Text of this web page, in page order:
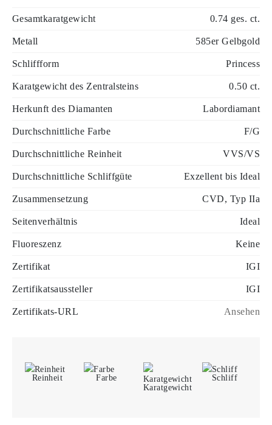
Gesamtkaratgewicht 0.74 ges. ct.
Metall 585er Gelbgold
Schliffform Princess
Karatgewicht des Zentralsteins 0.50 ct.
Herkunft des Diamanten Labordiamant
Durchschnittliche Farbe F/G
Durchschnittliche Reinheit VVS/VS
Durchschnittliche Schliffgüte Exzellent bis Ideal
Zusammensetzung CVD, Typ IIa
Seitenverhältnis Ideal
Fluoreszenz Keine
Zertifikat IGI
Zertifikatsaussteller IGI
Zertifikats-URL Ansehen
Reinheit
Farbe
Karatgewicht
Schliff